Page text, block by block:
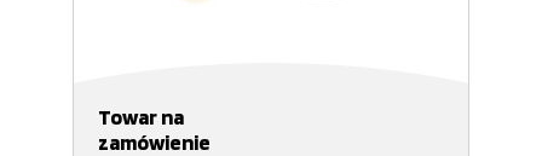
Towar na
zamówienie